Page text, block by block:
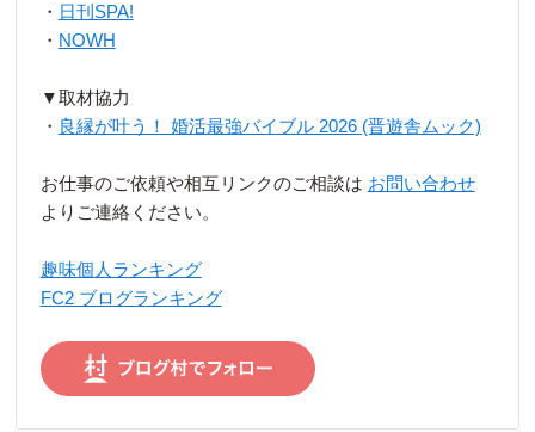
・ 日刊SPA!
・ NOWH
▼取材協力
・ 良縁が叶う！ 婚活最強バイブル 2026 (晋遊舎ムック)
お仕事のご依頼や相互リンクのご相談は お問い合わせ
よりご連絡ください。
趣味個人ランキング
FC2 ブログランキング